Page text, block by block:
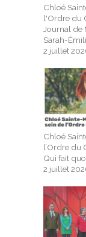
Chloé
l'Ordre du
Journal de
Sarah-
2 juillet
Chloé
l’Ordre du
Qui fait
2 juillet